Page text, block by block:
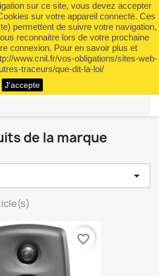
sur ce site, vous devez accepter
sur votre appareil connecté. Ces
permettent de suivre votre navigation,
reconnaitre lors de votre prochaine
connexion. Pour en savoir plus et
www.cnil.fr/vos-obligations/sites-web-
traceurs/que-dit-la-loi/
J'accepte
shopping_cart (0)

de la marque

favorite_border